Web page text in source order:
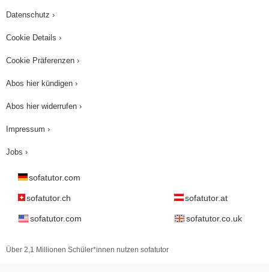
Datenschutz ›
Cookie Details ›
Cookie Präferenzen ›
Abos hier kündigen ›
Abos hier widerrufen ›
Impressum ›
Jobs ›
sofatutor.com
sofatutor.ch sofatutor.at
sofatutor.com sofatutor.co.uk
Über 2,1 Millionen Schüler*innen nutzen sofatutor